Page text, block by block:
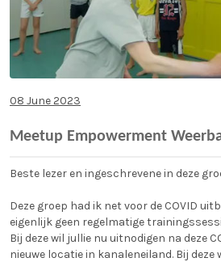
08 June 2023
Meetup Empowerment
Beste lezer en ingeschrevene in deze
Deze groep had ik net voor de COVID
eigenlijk geen regelmatige
Bij deze wil jullie nu uitnodigen na deze
nieuwe locatie in kanaleneiland. Bij deze